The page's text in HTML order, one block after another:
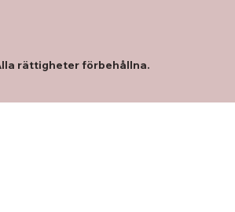
rättigheter förbehållna.